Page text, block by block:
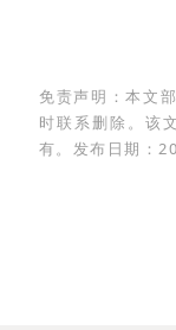
免责声明：本文
时联系删除。该
有。发布日期：